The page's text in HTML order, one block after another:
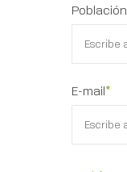
Población
E-mail*